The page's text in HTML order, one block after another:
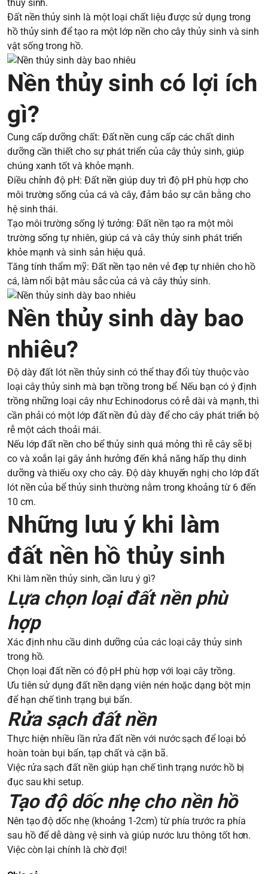
thủy sinh.
Đất nền thủy sinh là một loại chất liệu được sử dụng trong
hồ thủy sinh để tạo ra một lớp nền cho cây thủy sinh và sinh
vật sống trong hồ.
Nền thủy sinh có lợi ích
gì?
Cung cấp dưỡng chất: Đất nền cung cấp các chất dinh
dưỡng cần thiết cho sự phát triển của cây thủy sinh, giúp
chúng xanh tốt và khỏe mạnh.
Điều chỉnh độ pH: Đất nền giúp duy trì độ pH phù hợp cho
môi trường sống của cá và cây, đảm bảo sự cân bằng cho
hệ sinh thái.
Tạo môi trường sống lý tưởng: Đất nền tạo ra một môi
trường sống tự nhiên, giúp cá và cây thủy sinh phát triển
khỏe mạnh và sinh sản hiệu quả.
Tăng tính thẩm mỹ: Đất nền tạo nên vẻ đẹp tự nhiên cho hồ
cá, làm nổi bật màu sắc của cá và cây thủy sinh.
Nền thủy sinh dày bao
nhiêu?
Độ dày đất lót nền thủy sinh có thể thay đổi tùy thuộc vào
loại cây thủy sinh mà bạn trồng trong bể. Nếu bạn có ý định
trồng những loại cây như Echinodorus có rễ dài và mạnh, thì
cần phải có một lớp đất nền đủ dày để cho cây phát triển bộ
rễ một cách thoải mái.
Nếu lớp đất nền cho bể thủy sinh quá mỏng thì rễ cây sẽ bị
co và xoắn lại gây ảnh hưởng đến khả năng hấp thụ dinh
dưỡng và thiếu oxy cho cây. Độ dày khuyến nghị cho lớp đất
lót nền của bể thủy sinh thường nằm trong khoảng từ 6 đến
10 cm.
Những lưu ý khi làm
đất nền hồ thủy sinh
Khi làm nền thủy sinh, cần lưu ý gì?
Lựa chọn loại đất nền phù
hợp
Xác định nhu cầu dinh dưỡng của các loại cây thủy sinh
trong hồ.
Chọn loại đất nền có độ pH phù hợp với loại cây trồng.
Ưu tiên sử dụng đất nền dạng viên nén hoặc dạng bột mịn
để hạn chế tình trạng bụi bẩn.
Rửa sạch đất nền
Thực hiện nhiều lần rửa đất nền với nước sạch để loại bỏ
hoàn toàn bụi bẩn, tạp chất và cặn bã.
Việc rửa sạch đất nền giúp hạn chế tình trạng nước hồ bị
đục sau khi setup.
Tạo độ dốc nhẹ cho nền hồ
Nên tạo độ dốc nhẹ (khoảng 1-2cm) từ phía trước ra phía
sau hồ để dễ dàng vệ sinh và giúp nước lưu thông tốt hơn.
Việc còn lại chính là chờ đợi!